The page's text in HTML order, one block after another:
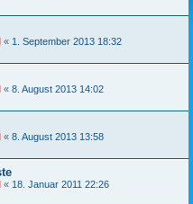
« 1. September 2013 18:32
« 8. August 2013 14:02
« 8. August 2013 13:58
« 18. Januar 2011 22:26